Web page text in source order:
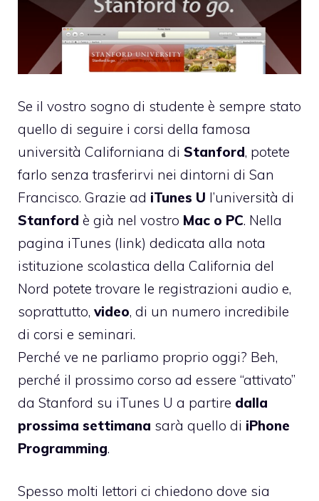
Se il vostro sogno di studente è sempre stato
quello di seguire i corsi della famosa
università Californiana di Stanford, potete
farlo senza trasferirvi nei dintorni di San
Francisco. Grazie ad iTunes U l’università di
Stanford è già nel vostro Mac o PC. Nella
pagina iTunes (link) dedicata alla nota
istituzione scolastica della California del
Nord potete trovare le registrazioni audio e,
soprattutto, video, di un numero incredibile
di corsi e seminari.
Perché ve ne parliamo proprio oggi? Beh,
perché il prossimo corso ad essere “attivato”
da Stanford su iTunes U a partire dalla
prossima settimana sarà quello di iPhone
Programming.
Spesso molti lettori ci chiedono dove sia